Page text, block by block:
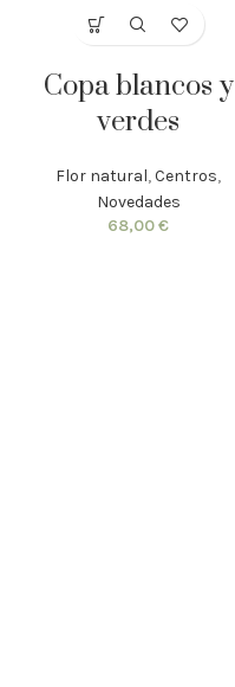
Copa blancos y
verdes
Flor natural,Centros,
Novedades
68,00€